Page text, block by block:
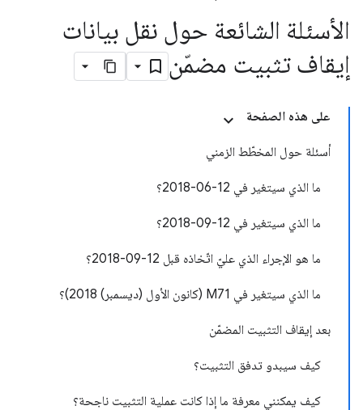
الأسئلة الشائعة حول نقل بيانات
إيقاف تثبيت مضمّن
على هذه الصفحة
أسئلة حول المخطّط الزمني
ما الذي سيتغير في 12-06-2018؟
ما الذي سيتغير في 12-09-2018؟
ما هو الإجراء الذي عليّ اتّخاذه قبل 12-09-2018؟
ما الذي سيتغير في M71 (كانون الأول (ديسمبر) 2018)؟
بعد إيقاف التثبيت المضمّن
كيف سيبدو تدفق التثبيت؟
كيف يمكنني معرفة ما إذا كانت عملية التثبيت ناجحة؟